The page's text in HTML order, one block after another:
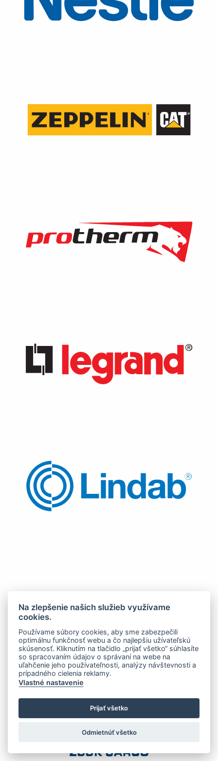
Na zlepšenie našich služieb využívame
cookies.
Používame súbory cookies, aby sme zabezpečili
optimálnu funkčnosť webu a čo najlepšiu užívateľskú
skúsenosť. Kliknutím na tlačidlo „prijať všetko“ súhlasíte
so spracovaním údajov o správaní na webe na
uľahčenie jeho používateľnosti, analýzy návštevnosti a
prípadného cielenia reklamy.
Vlastné nastavenie
Prijať všetko
Odmietnúť všetko